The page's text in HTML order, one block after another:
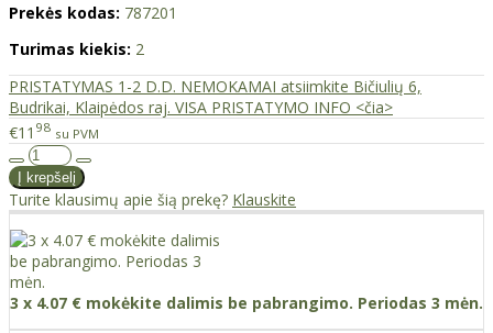
Prekės kodas: 787201
Turimas kiekis: 2
PRISTATYMAS 1-2 D.D. NEMOKAMAI atsiimkite Bičiulių 6,
Budrikai, Klaipėdos raj. VISA PRISTATYMO INFO <čia>
€11 98 su PVM
Turite klausimų apie šią prekę? Klauskite
3 x 4.07 € mokėkite dalimis be pabrangimo. Periodas 3 mėn.